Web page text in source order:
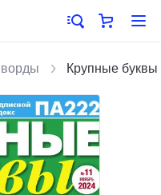
Крупные буквы